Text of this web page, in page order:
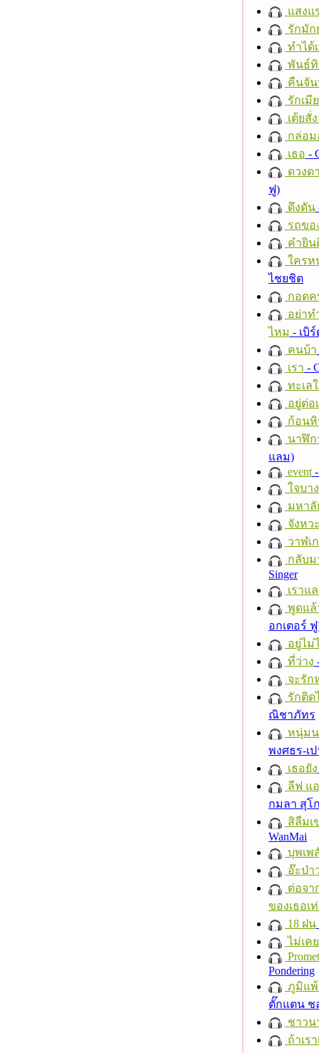
แสงแ
รักมัก
ทำได้
พันธ์
คืนจั
รักเมี
เต้ยสั่
กล่อม
เธอ -
ดวงด
ฟู)
ดึงดัน
รถขอ
คำยิน
ใครห
ไชยชิต
กอดค
อย่าท
ไหม - เบิ
คนบ้า
เรา -
ทะเล
อยู่ต่อ
ก้อน
นาฬิก
แลม)
event
ใจบาง
มหาลั
จังหว
วาฬเ
กลับม
Singer
เราแ
พูดแล้
อกเตอร์
อยู่ไม่
ที่ว่าง
จะรัก
รักติด
ณิชาภัทร
หนุ่มน
พงศธร-เ
เธอยัง
ลีฟ แอ
กมลา สุโ
สิลืมเ
WanMai
บุพเพ
อ๊ะป่า
ต่อจา
ของเธอเ
18 ฝน
ไม่เคย
Pondering
ภูมิแพ้
ตั๊กแตน ช
ชาวน
ถ้าเร